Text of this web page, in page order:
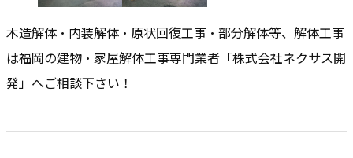
木造解体・内装解体・原状回復工事・部分解体等、解体工事
は福岡の建物・家屋解体工事専門業者「株式会社ネクサス開
発」へご相談下さい！